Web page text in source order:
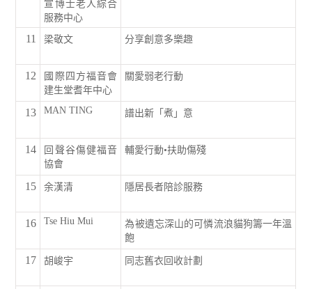
宣博士老人綜合
服務中心
11 梁敬文 分享創意多樂趣
12
國際四方福音會
建生堂耆年中心
關愛弱老行動
13 MAN TING 譜出新「煮」意
14
回聲谷傷健福音
協會
輔愛行動•扶助傷殘
15 余漢清 隱居長者陪診服務
16 Tse Hiu Mui
為被遺忘深山的可憐流浪貓狗籌一年溫
飽
17 胡峻宇 同志舊衣回收計劃